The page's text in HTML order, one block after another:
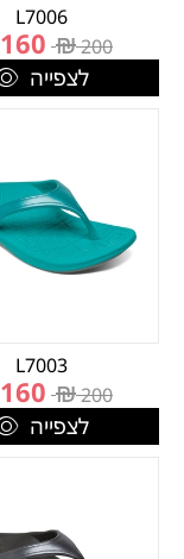
L7006
200
₪
160
לצפייה
L7003
200
₪
160
לצפייה